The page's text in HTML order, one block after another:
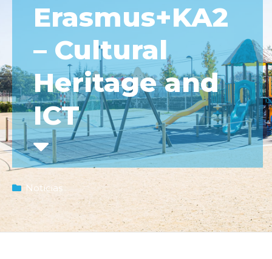
Erasmus+KA2
– Cultural
Heritage and
ICT
Notícias